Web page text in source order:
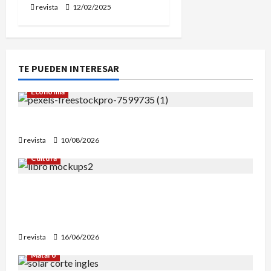
revista 12/02/2025
TE PUEDEN INTERESAR
Economia
revista
10/08/2026
Cultura
revista
16/06/2026
Mataró